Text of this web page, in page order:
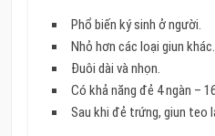
Phổ biến ký sinh ở người.
Nhỏ hơn các loại giun khác.
Đuôi dài và nhọn.
Có khả năng đẻ 4 ngàn –
Sau khi đẻ trứng, giun teo